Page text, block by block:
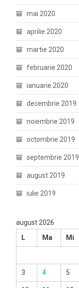
mai 2020
aprilie 2020
martie 2020
februarie 2020
ianuarie 2020
decembrie 2019
noiembrie 2019
octombrie 2019
septembrie 2019
august 2019
iulie 2019
august 2026
L
Ma Mi
3 4 5